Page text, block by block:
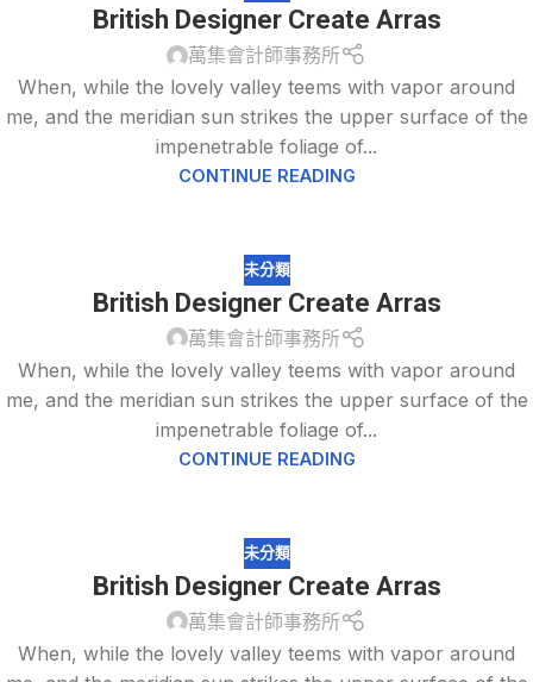
British Designer Create Arras
萬集會計師事務所
When, while the lovely valley teems with vapor around
me, and the meridian sun strikes the upper surface of the
impenetrable foliage of...
CONTINUE READING
未分類
British Designer Create Arras
萬集會計師事務所
When, while the lovely valley teems with vapor around
me, and the meridian sun strikes the upper surface of the
impenetrable foliage of...
CONTINUE READING
未分類
British Designer Create Arras
萬集會計師事務所
When, while the lovely valley teems with vapor around